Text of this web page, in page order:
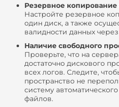
Резервное
Настройте резервное
один диск, а также
валидности данных
Наличие свободного
Проверьте, что на
достаточно дискового
всех логов. Следите,
пространство не
систему
файлов.